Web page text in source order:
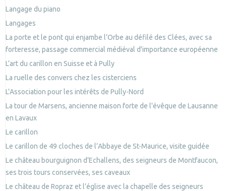
Langage du piano
Langages
La porte et le pont qui enjambe l’Orbe au défilé des Clées, avec sa
forteresse, passage commercial médiéval d'importance européenne
L’art du carillon en Suisse et à Pully
La ruelle des convers chez les cisterciens
L’Association pour les intérêts de Pully-Nord
La tour de Marsens, ancienne maison forte de l'évêque de Lausanne
en Lavaux
Le carillon
Le carillon de 49 cloches de l’Abbaye de St-Maurice, visite guidée
Le château bourguignon d’Echallens, des seigneurs de Montfaucon,
ses trois tours conservées, ses caveaux
Le château de Ropraz et l’église avec la chapelle des seigneurs